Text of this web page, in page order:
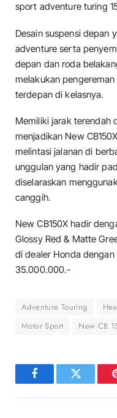
sport adventure turing
Desain suspensi depan
adventure serta
depan dan roda
melakukan
terdepan di kelasnya.
Memiliki jarak terendah
menjadikan New
melintasi jalanan di
unggulan yang hadir
diselaraskan
canggih.
New CB150X hadir
Glossy Red & Matte
di dealer Honda
35.000.000.-
Adventure Touring
Motor Sport
New CB
FacebookTwitter